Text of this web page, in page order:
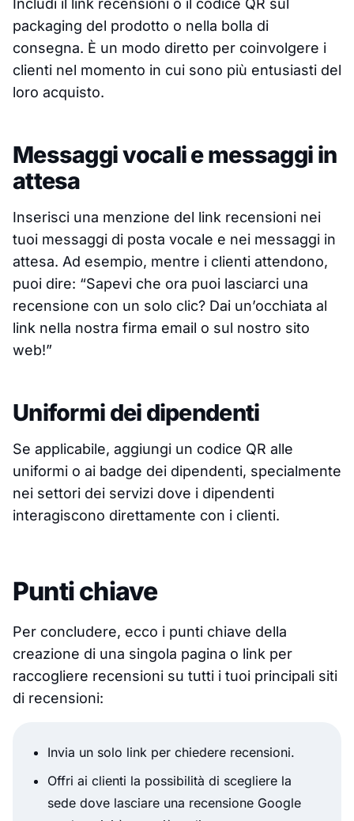
Includi il link recensioni o il codice QR sul
packaging del prodotto o nella bolla di
consegna. È un modo diretto per coinvolgere i
clienti nel momento in cui sono più entusiasti del
loro acquisto.
Messaggi vocali e messaggi in
attesa
Inserisci una menzione del link recensioni nei
tuoi messaggi di posta vocale e nei messaggi in
attesa. Ad esempio, mentre i clienti attendono,
puoi dire: “Sapevi che ora puoi lasciarci una
recensione con un solo clic? Dai un’occhiata al
link nella nostra firma email o sul nostro sito
web!”
Uniformi dei dipendenti
Se applicabile, aggiungi un codice QR alle
uniformi o ai badge dei dipendenti, specialmente
nei settori dei servizi dove i dipendenti
interagiscono direttamente con i clienti.
Punti chiave
Per concludere, ecco i punti chiave della
creazione di una singola pagina o link per
raccogliere recensioni su tutti i tuoi principali siti
di recensioni:
Invia un solo link per chiedere recensioni.
Offri ai clienti la possibilità di scegliere la
sede dove lasciare una recensione Google